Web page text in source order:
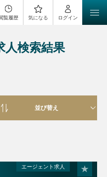
覧履歴 気になる ログイン
人検索結果
エージェント求人